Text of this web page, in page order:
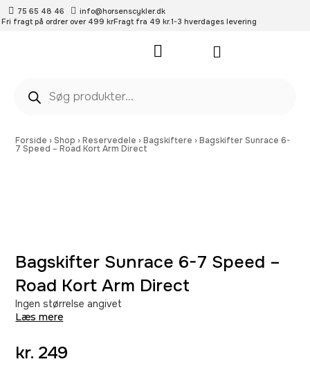
75 65 48 46
info@horsenscykler.dk
Fri fragt på ordrer over 499 krFragt fra 49 kr.1-3 hverdages levering
Forside ›Shop ›Reservedele ›Bagskiftere ›Bagskifter Sunrace 6-
7 Speed – Road Kort Arm Direct
Bagskifter Sunrace 6-7 Speed –
Road Kort Arm Direct
Ingen størrelse angivet
Læs mere
kr. 249